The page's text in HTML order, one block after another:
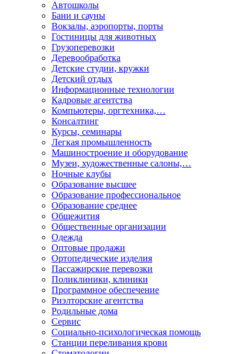
Автошколы
Бани и сауны
Вокзалы, аэропорты, порты
Гостиницы для животных
Грузоперевозки
Деревообработка
Детские студии, кружки
Детский отдых
Информационные технологии
Кадровые агентства
Компьютеры, оргтехника,…
Консалтинг
Курсы, семинары
Легкая промышленность
Машиностроение и оборудование
Музеи, художественные салоны,…
Ночные клубы
Образование высшее
Образование профессиональное
Образование среднее
Общежития
Общественные организации
Одежда
Оптовые продажи
Ортопедические изделия
Пассажирские перевозки
Поликлиники, клиники
Программное обеспечение
Риэлторские агентства
Родильные дома
Сервис
Социально-психологическая помощь
Станции переливания крови